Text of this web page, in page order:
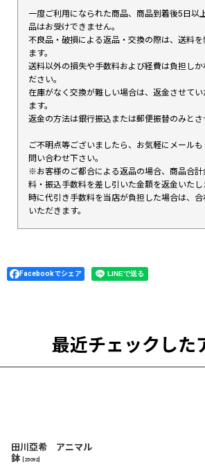
一度ご利用になられた商品、商品到着後5日以
品はお受けできません。
不良品・破損による返品・交換の際は、送料
ます。
送料以外の損失や手数料および経費は負担しか
ださい。
在庫がなく交換が難しい場合は、返金させて
ます。
返金の方法は銀行振込または郵便振替のみとさ
ご不明点等ございましたら、お気軽にメール
問い合わせ下さい。
※お客様のご都合による返品の場合、商品合
料・振込手数料を差し引いた金額を返金いた
時に代引き手数料を当店が負担した場合は、
いただきます。
Facebookでシェア
最近チェックした
田川亞希 アニマル
鉢
25092]